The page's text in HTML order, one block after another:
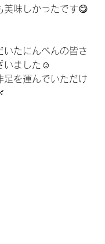
美味しかったです😋
いたにんべんの皆さ
いました☺️
足を運んでいただけ